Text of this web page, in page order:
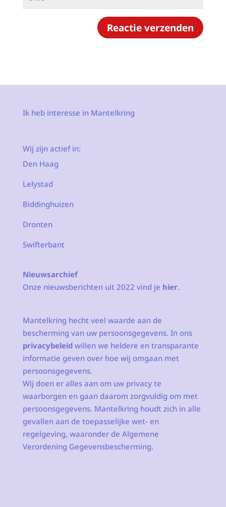
Ik heb interesse in Mantelkring
Wij zijn actief in:
Den Haag
Lelystad
Biddinghuizen
Dronten
Swifterbant
Nieuwsarchief
Onze nieuwsberichten uit 2022 vind je hier.
Mantelkring hecht veel waarde aan de
bescherming van uw persoonsgegevens. In ons
privacybeleidwillen we heldere en transparante
informatie geven over hoe wij omgaan met
persoonsgegevens.
Wij doen er alles aan om uw privacy te
waarborgen en gaan daarom zorgvuldig om met
persoonsgegevens. Mantelkring houdt zich in alle
gevallen aan de toepasselijke wet- en
regelgeving, waaronder de Algemene
Verordening Gegevensbescherming.